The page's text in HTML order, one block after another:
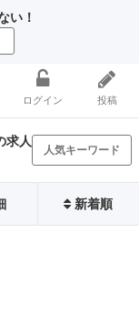
い！
ログイン 投稿
求人
人気キーワード
新着順